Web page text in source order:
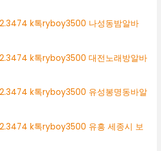
k톡ryboy3500 나성동밤알바
k톡ryboy3500 대전노래방알바
k톡ryboy3500 유성봉명동바알
k톡ryboy3500 유흥 세종시 보